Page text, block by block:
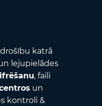
katrā
lejupielādes
, faili
un
kontroli &